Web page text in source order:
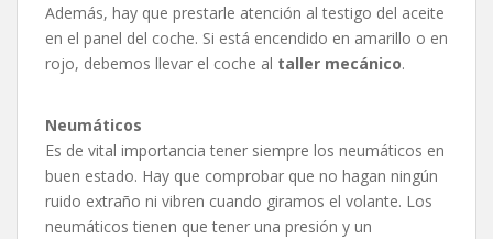
Además, hay que prestarle atención al testigo del aceite
en el panel del coche. Si está encendido en amarillo o en
rojo, debemos llevar el coche al taller mecánico.
Neumáticos
Es de vital importancia tener siempre los neumáticos en
buen estado. Hay que comprobar que no hagan ningún
ruido extraño ni vibren cuando giramos el volante. Los
neumáticos tienen que tener una presión y un